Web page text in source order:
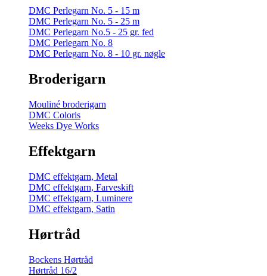
DMC Perlegarn No. 5 - 15 m
DMC Perlegarn No. 5 - 25 m
DMC Perlegarn No.5 - 25 gr. fed
DMC Perlegarn No. 8
DMC Perlegarn No. 8 - 10 gr. nøgle
Broderigarn
Mouliné broderigarn
DMC Coloris
Weeks Dye Works
Effektgarn
DMC effektgarn, Metal
DMC effektgarn, Farveskift
DMC effektgarn, Luminere
DMC effektgarn, Satin
Hørtråd
Bockens Hørtråd
Hørtråd 16/2